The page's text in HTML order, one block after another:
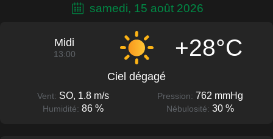
samedi, 15 août 2026
Midi
13:00 +28°C
Ciel dégagé
Vent: SO, 1.8 m/s Pression: 762 mmHg
Humidité: 86 % Nébulosité: 30 %